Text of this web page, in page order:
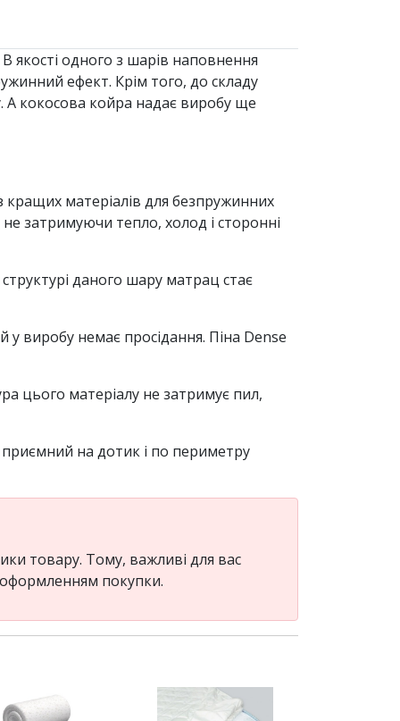
якості одного з шарів наповнення
ефект. Крім того, до складу
А кокосова койра надає виробу ще
матеріалів для безпружинних
затримуючи тепло, холод і сторонні
даного шару матрац стає
у виробу немає просідання. Піна Dense
цього матеріалу не затримує пил,
на дотик і по периметру
товару. Тому, важливі для вас
покупки.